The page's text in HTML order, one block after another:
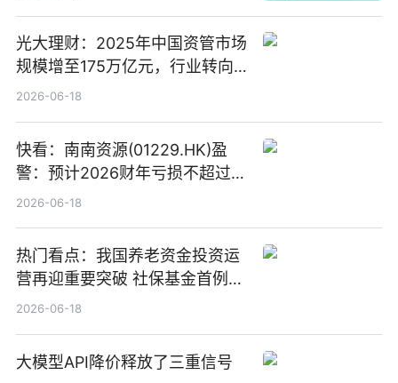
光大理财：2025年中国资管市场
规模增至175万亿元，行业转向
“量质并重”
2026-06-18
快看：南南资源(01229.HK)盈
警：预计2026财年亏损不超过
1000万港元
2026-06-18
热门看点：我国养老资金投资运
营再迎重要突破 社保基金首例期
货账户完成开立
2026-06-18
大模型API降价释放了三重信号